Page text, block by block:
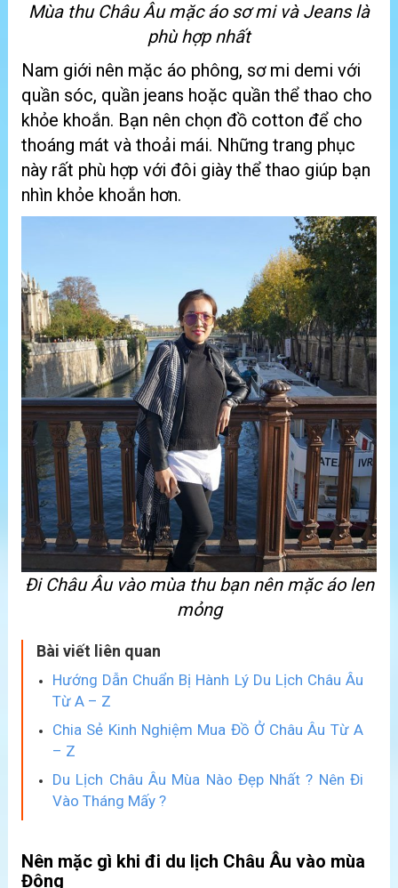
Mùa thu Châu Âu mặc áo sơ mi và Jeans là
phù hợp nhất
Nam giới nên mặc áo phông, sơ mi demi với
quần sóc, quần jeans hoặc quần thể thao cho
khỏe khoắn. Bạn nên chọn đồ cotton để cho
thoáng mát và thoải mái. Những trang phục
này rất phù hợp với đôi giày thể thao giúp bạn
nhìn khỏe khoắn hơn.
Đi Châu Âu vào mùa thu bạn nên mặc áo len
mỏng
Bài viết liên quan
Hướng Dẫn Chuẩn Bị Hành Lý Du Lịch Châu Âu
Từ A – Z
Chia Sẻ Kinh Nghiệm Mua Đồ Ở Châu Âu Từ A
– Z
Du Lịch Châu Âu Mùa Nào Đẹp Nhất ? Nên Đi
Vào Tháng Mấy ?
Nên mặc gì khi đi du lịch Châu Âu vào mùa
Đông